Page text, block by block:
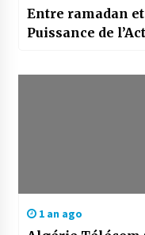
Entre ramadan
Puissance de
1 an ago